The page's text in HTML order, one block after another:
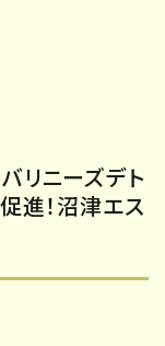
リニーズデト
進！沼津エス